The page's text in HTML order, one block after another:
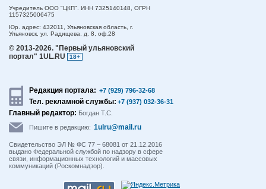
Учредитель ООО "ЦКП". ИНН 7325140148, ОГРН
1157325006475
Юр. адрес: 432011, Ульяновская область, г.
Ульяновск, ул. Радищева, д. 8, оф.28
© 2013-2026. "Первый ульяновский
портал" 1UL.RU
18+
Редакция портала: +7 (929) 796-32-68
Тел. рекламной службы: +7 (937) 032-36-31
Главный редактор: Богдан Т.С.
Пишите в редакцию: 1ulru@mail.ru
Свидетельство ЭЛ № ФС 77 – 68081 от 21.12.2016
выдано Федеральной службой по надзору в сфере
связи, информационных технологий и массовых
коммуникаций (Роскомнадзор).